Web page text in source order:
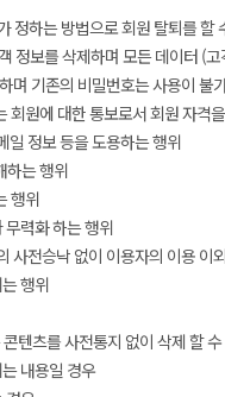
정하는 방법으로 회원 탈퇴를 할
정보를 삭제하며 모든 데이터 (
며 기존의 비밀번호는 사용이 불
회원에 대한 통보로서 회원 자격
일 정보 등을 도용하는 행위
하는 행위
행위
력화 하는 행위
사전승낙 없이 이용자의 이용
행위
텐츠를 사전통지 없이 삭제 할
내용일 경우